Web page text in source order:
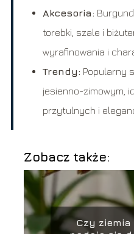
Akcesoria:
torebki, szale i
wyrafinowania i
Trendy: Popularny
jesienno-zimowym,
przytulnych i
Zobacz także:
Czy